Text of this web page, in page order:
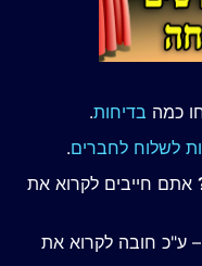
כמה בדיחות.
לשלוח לחברים.
אתם חייבים לקרוא את
– ע"כ חובה לקרוא את